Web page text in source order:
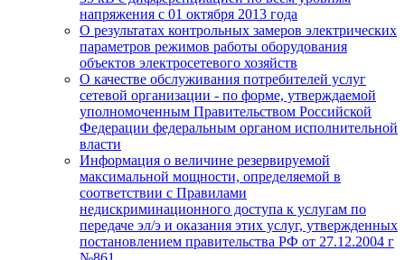
напряжения с 01 октября 2013 года
О результатах контрольных замеров электрических
параметров режимов работы оборудования
объектов электросетевого хозяйств
О качестве обслуживания потребителей услуг
сетевой организации - по форме, утверждаемой
уполномоченным Правительством Российской
Федерации федеральным органом исполнительной
власти
Информация о величине резервируемой
максимальной мощности, определяемой в
соответствии с Правилами
недискриминационного доступа к услугам по
передаче эл/э и оказания этих услуг, утвержденных
постановлением правительства РФ от 27.12.2004 г